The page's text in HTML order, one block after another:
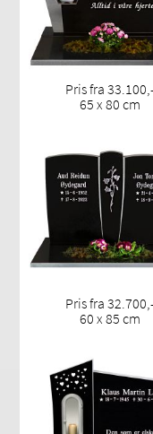
Pris fra
65 x 80 cm
Pris fra
60 x 85 cm